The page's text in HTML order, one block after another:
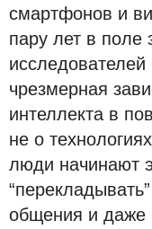
смартфонов и
пару лет в поле
чрезмерная
интеллекта в
не о
люди начинают
общения и даже